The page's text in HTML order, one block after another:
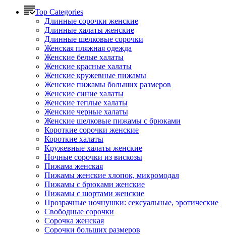
Top Categories
Длинные сорочки женские
Длинные халаты женские
Длинные шелковые сорочки
Женская пляжная одежда
Женские белые халаты
Женские красные халаты
Женские кружевные пижамы
Женские пижамы больших размеров
Женские синие халаты
Женские теплые халаты
Женские черные халаты
Женские шелковые пижамы с брюками
Короткие сорочки женские
Короткие халаты
Кружевные халаты женские
Ночные сорочки из вискозы
Пижама женская
Пижамы женские хлопок, микромодал
Пижамы с брюками женские
Пижамы с шортами женские
Прозрачные ночнушки: сексуальные, эротические
Свободные сорочки
Сорочка женская
Сорочки больших размеров